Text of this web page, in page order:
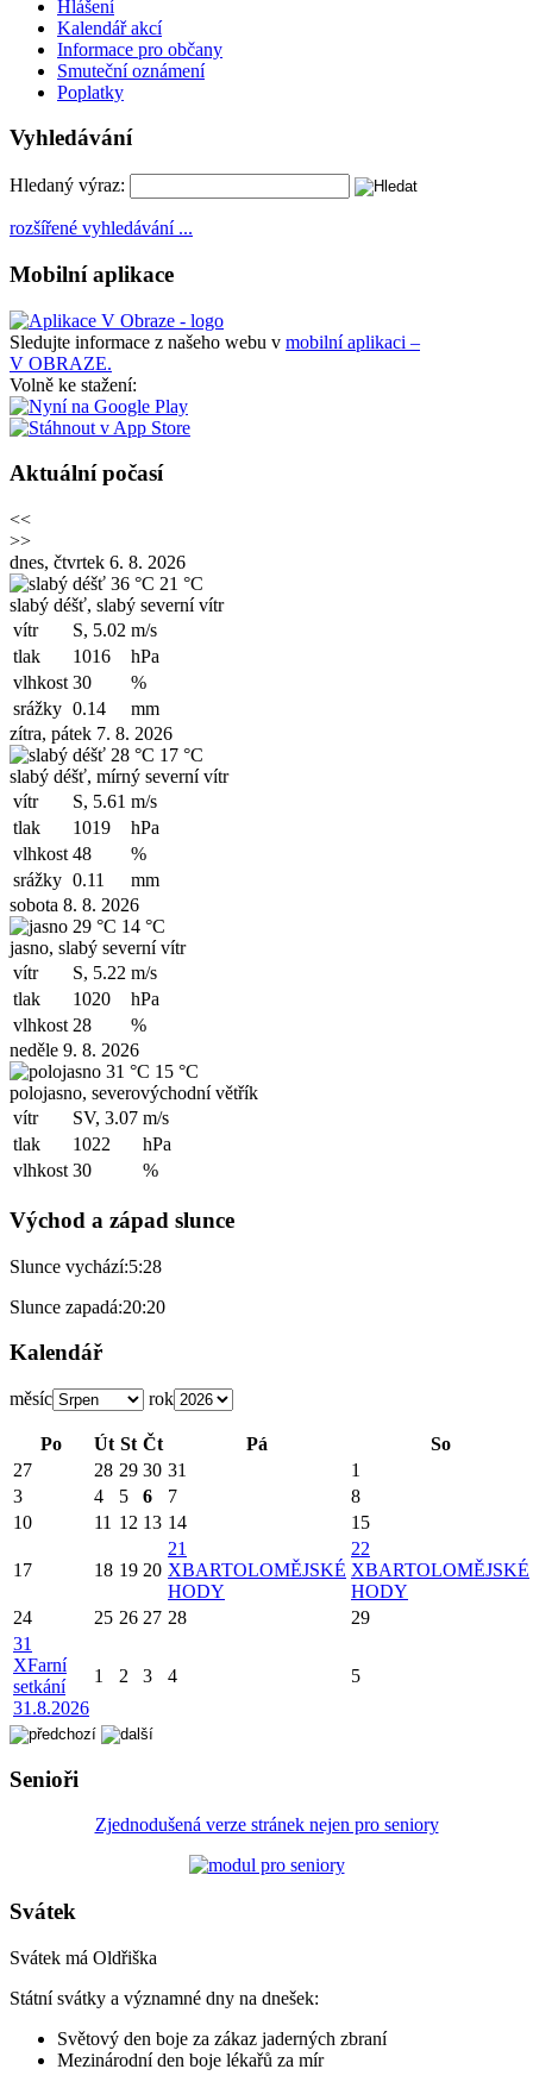
Hlášení
Kalendář akcí
Informace pro občany
Smuteční oznámení
Poplatky
Vyhledávání
Hledaný výraz:
rozšířené vyhledávání ...
Mobilní aplikace
Sledujte informace z našeho webu v mobilní aplikaci –
V OBRAZE.
Volně ke stažení:
Aktuální počasí
<<
>>
dnes, čtvrtek 6. 8. 2026
36 °C 21 °C
slabý déšť, slabý severní vítr
vítr
S, 5.02 m/s
tlak
1016
hPa
vlhkost 30
%
srážky 0.14
mm
zítra, pátek 7. 8. 2026
28 °C 17 °C
slabý déšť, mírný severní vítr
vítr
S, 5.61 m/s
tlak
1019
hPa
vlhkost 48
%
srážky 0.11
mm
sobota 8. 8. 2026
29 °C 14 °C
jasno, slabý severní vítr
vítr
S, 5.22 m/s
tlak
1020
hPa
vlhkost 28
%
neděle 9. 8. 2026
31 °C 15 °C
polojasno, severovýchodní větřík
vítr
SV, 3.07 m/s
tlak
1022
hPa
vlhkost 30 %
Východ a západ slunce
Slunce vychází:5:28
Slunce zapadá:20:20
Kalendář
měsíc rok
Po Út St Čt Pá
So
27
28 29 30 31
1
3
4 5 6 7
8
10
11 12 13 14 15
17 18 19 20
21
XBARTOLOMĚJSKÉ
HODY
22
XBARTOLOMĚJSKÉ
HODY
24
25 26 27 28
29
31
XFarní
setkání
31.8.2026
1 2 3 4 5
Senioři
Zjednodušená verze stránek nejen pro seniory
Svátek
Svátek má Oldřiška
Státní svátky a významné dny na dnešek:
Světový den boje za zákaz jaderných zbraní
Mezinárodní den boje lékařů za mír